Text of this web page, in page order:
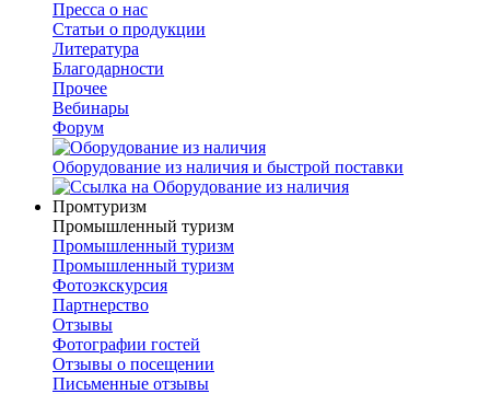
Пресса о нас
Статьи о продукции
Литература
Благодарности
Прочее
Вебинары
Форум
Оборудование из наличия и быстрой поставки
Промтуризм
Промышленный туризм
Промышленный туризм
Промышленный туризм
Фотоэкскурсия
Партнерство
Отзывы
Фотографии гостей
Отзывы о посещении
Письменные отзывы